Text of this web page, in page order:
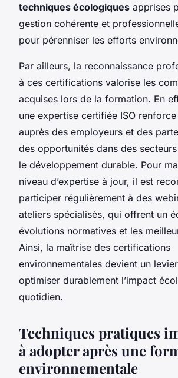
techniques écologiques apprises
gestion cohérente et
pour pérenniser les efforts
Par ailleurs, la reconnaissance
à ces certifications valorise les
acquises lors de la formation. En
une expertise certifiée ISO
auprès des employeurs et des
des opportunités dans des
le développement durable. Pour
niveau d’expertise à jour, il est
participer régulièrement à des
ateliers spécialisés, qui offrent un
évolutions normatives et les
Ainsi, la maîtrise des certifications
environnementales devient un
optimiser durablement l’impact
quotidien.
Techniques pratiques
à adopter après une
environnementale